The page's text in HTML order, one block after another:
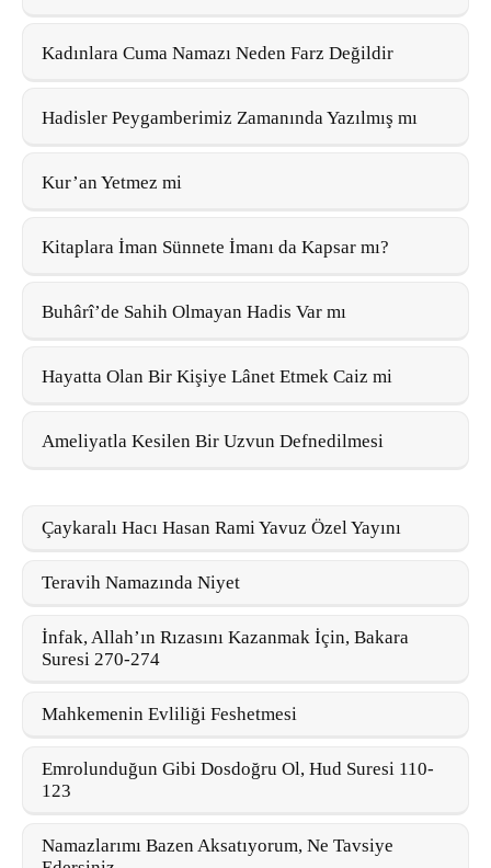
Kadınlara Cuma Namazı Neden Farz Değildir
Hadisler Peygamberimiz Zamanında Yazılmış mı
Kur’an Yetmez mi
Kitaplara İman Sünnete İmanı da Kapsar mı?
Buhârî’de Sahih Olmayan Hadis Var mı
Hayatta Olan Bir Kişiye Lânet Etmek Caiz mi
Ameliyatla Kesilen Bir Uzvun Defnedilmesi
Çaykaralı Hacı Hasan Rami Yavuz Özel Yayını
Teravih Namazında Niyet
İnfak, Allah’ın Rızasını Kazanmak İçin, Bakara
Suresi 270-274
Mahkemenin Evliliği Feshetmesi
Emrolunduğun Gibi Dosdoğru Ol, Hud Suresi 110-
123
Namazlarımı Bazen Aksatıyorum, Ne Tavsiye